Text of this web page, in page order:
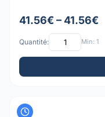
41.56€ – 41.56€
Quantité: Min: 1